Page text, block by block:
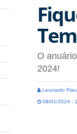
O
2024!
Leonardo
08/01/2024 -